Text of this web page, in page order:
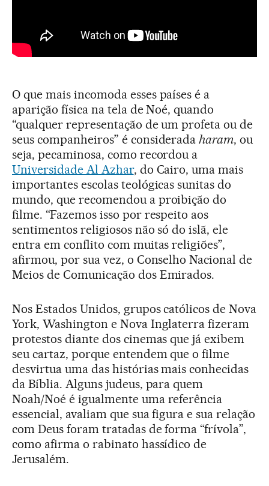
O que mais incomoda esses países é a
aparição física na tela de Noé, quando
“qualquer representação de um profeta ou de
seus companheiros” é consideradaharam, ou
seja, pecaminosa, como recordou a
Universidade Al Azhar, do Cairo, uma mais
importantes escolas teológicas sunitas do
mundo, que recomendou a proibição do
filme. “Fazemos isso por respeito aos
sentimentos religiosos não só do islã, ele
entra em conflito com muitas religiões”,
afirmou, por sua vez, o Conselho Nacional de
Meios de Comunicação dos Emirados.
Nos Estados Unidos, grupos católicos de Nova
York, Washington e Nova Inglaterra fizeram
protestos diante dos cinemas que já exibem
seu cartaz, porque entendem que o filme
desvirtua uma das histórias mais conhecidas
da Bíblia. Alguns judeus, para quem
Noah/Noé é igualmente uma referência
essencial, avaliam que sua figura e sua relação
com Deus foram tratadas de forma “frívola”,
como afirma o rabinato hassídico de
Jerusalém.